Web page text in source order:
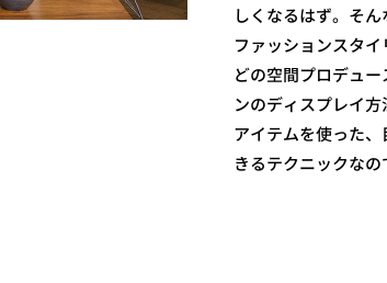
しくなるはず。そ
ファッションスタ
どの空間プロデュ
ンのディスプレイ
アイテムを使った
きるテクニックな